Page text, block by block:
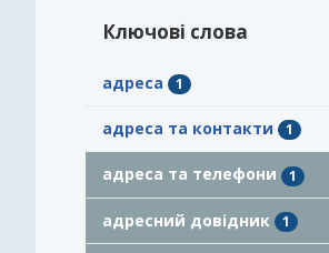
Ключові слова
адреса 1
адреса та контакти 1
адреса та телефони 1
адресний довідник 1